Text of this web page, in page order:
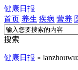
健康日报
首页 养生 疾病 营养
搜索
健康日报 »